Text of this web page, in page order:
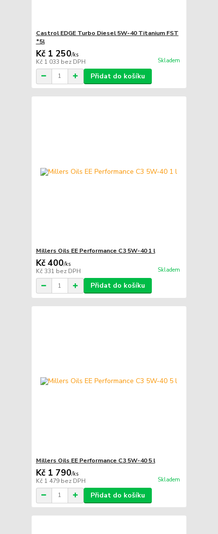
Castrol EDGE Turbo Diesel 5W-40 Titanium FST
*5l
Kč 1 250/ks
Kč 1 033 bez DPH Skladem
Přidat do košíku
Millers Oils EE Performance C3 5W-40 1 l
Kč 400/ks
Kč 331 bez DPH Skladem
Přidat do košíku
Millers Oils EE Performance C3 5W-40 5 l
Kč 1 790/ks
Kč 1 479 bez DPH Skladem
Přidat do košíku